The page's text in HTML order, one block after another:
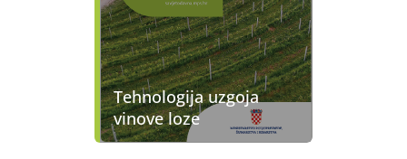
Tehnologija uzgoja
vinove loze